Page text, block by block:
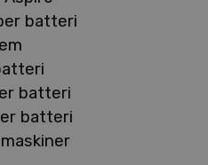
batteri
batteri
batteri